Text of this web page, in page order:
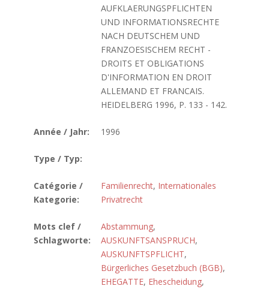
AUFKLAERUNGSPFLICHTEN
UND INFORMATIONSRECHTE
NACH DEUTSCHEM UND
FRANZOESISCHEM RECHT -
DROITS ET OBLIGATIONS
D'INFORMATION EN DROIT
ALLEMAND ET FRANCAIS.
HEIDELBERG 1996, P. 133 - 142.
Année / Jahr: 1996
Type / Typ:
Catégorie /
Kategorie:
Familienrecht, Internationales
Privatrecht
Mots clef /
Schlagworte:
Abstammung,
AUSKUNFTSANSPRUCH,
AUSKUNFTSPFLICHT,
Bürgerliches Gesetzbuch (BGB),
EHEGATTE, Ehescheidung,